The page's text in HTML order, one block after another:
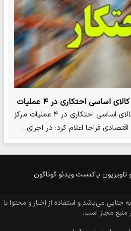
کشف بیش از ۱۶هزار تُن کالای اساسی احتکاری در ۴ عملیات مرکز
فراجا اعلام کرد: در اجرای…
تلویزیون پاکدست ویدئو گوناگون
جنایی می‌باشد و استفاده از اخبار و محتوا با
منبع مجاز است.